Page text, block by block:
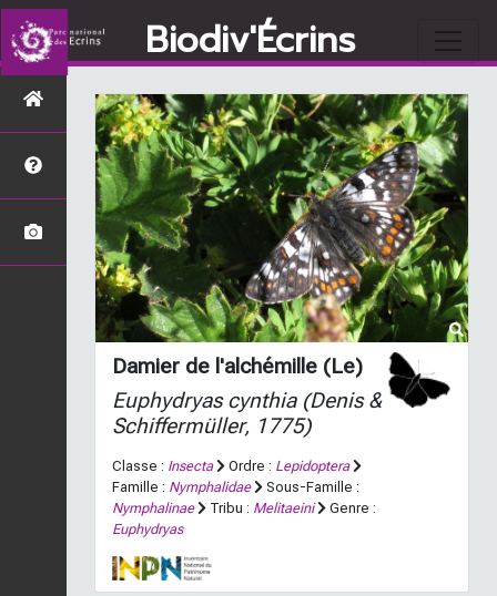
Biodiv'Écrins
Damier de l'alchémille (Le)
Euphydryas cynthia(Denis &
Schiffermüller, 1775)
Classe : Insecta Ordre : Lepidoptera
Famille : Nymphalidae
Sous-Famille :
Nymphalinae
Tribu : Melitaeini
Genre :
Euphydryas